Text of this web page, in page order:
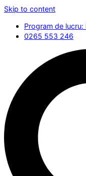
Skip to content
Program de
0265 553 246